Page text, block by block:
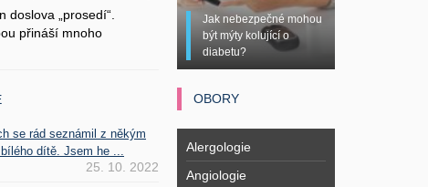
doslova „prosedí“.
přináší mnoho
se rád seznámil z někým
dítě. Jsem he ...
25. 10. 2022
Jak nebezpečné mohou
být mýty kolující o
diabetu?
OBORY
Alergologie
Angiologie